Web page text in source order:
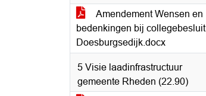
Amendement Wensen en
bedenkingen bij collegebesluit
Doesburgsedijk.docx
5 Visie laadinfrastructuur
gemeente Rheden (22.90)